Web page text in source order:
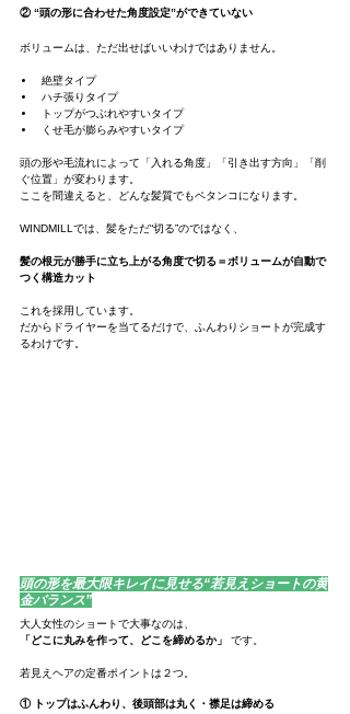
② “頭の形に合わせた角度設定”ができていない
ボリュームは、ただ出せばいいわけではありません。
絶壁タイプ
ハチ張りタイプ
トップがつぶれやすいタイプ
くせ毛が膨らみやすいタイプ
頭の形や毛流れによって「入れる角度」「引き出す方向」「削
ぐ位置」が変わります。
ここを間違えると、どんな髪質でもペタンコになります。
WINDMILLでは、髪をただ“切る”のではなく、
髪の根元が勝手に立ち上がる角度で切る＝ボリュームが自動で
つく構造カット
これを採用しています。
だからドライヤーを当てるだけで、ふんわりショートが完成す
るわけです。
頭の形を最大限キレイに見せる“若見えショートの黄
金バランス”
大人女性のショートで大事なのは、
「どこに丸みを作って、どこを締めるか」
です。
若見えヘアの定番ポイントは２つ。
① トップはふんわり、後頭部は丸く・襟足は締める